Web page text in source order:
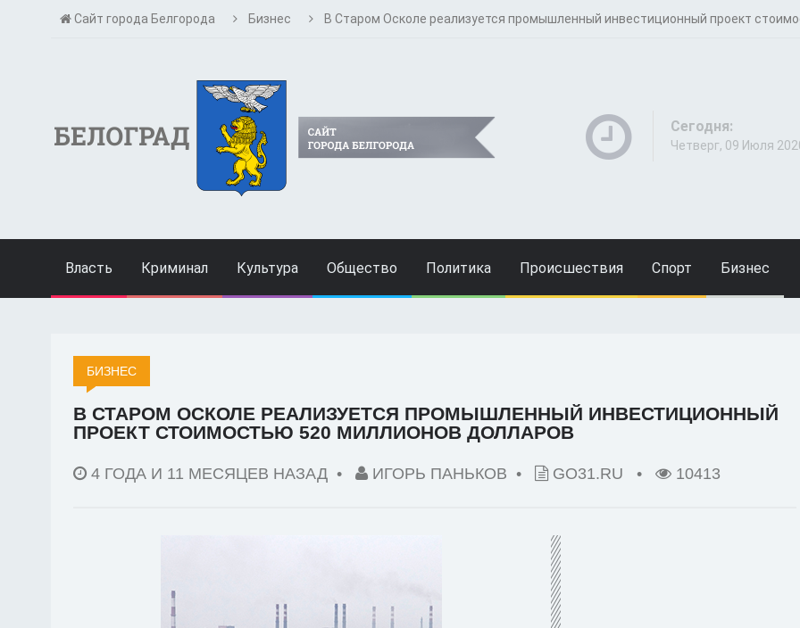
Сайт города Белгорода Бизнес В Старом Осколе реализуется промышленный инвестиционный проект
Сегодня:
Четверг, 09 Июля
Власть Криминал Культура Общество Политика Происшествия Спорт Бизнес
БИЗНЕС
В СТАРОМ ОСКОЛЕ РЕАЛИЗУЕТСЯ ПРОМЫШЛЕННЫЙ ИНВЕСТИЦИОННЫЙ
ПРОЕКТ СТОИМОСТЬЮ 520 МИЛЛИОНОВ ДОЛЛАРОВ
4 ГОДА И 11 МЕСЯЦЕВ НАЗАД • ИГОРЬ ПАНЬКОВ • GO31.RU • 10413